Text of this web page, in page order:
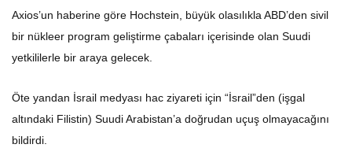
Axios’un haberine göre Hochstein, büyük olasılıkla ABD’den sivil
bir nükleer program geliştirme çabaları içerisinde olan Suudi
yetkililerle bir araya gelecek.
Öte yandan İsrail medyası hac ziyareti için “İsrail”den (işgal
altındaki Filistin) Suudi Arabistan’a doğrudan uçuş olmayacağını
bildirdi.